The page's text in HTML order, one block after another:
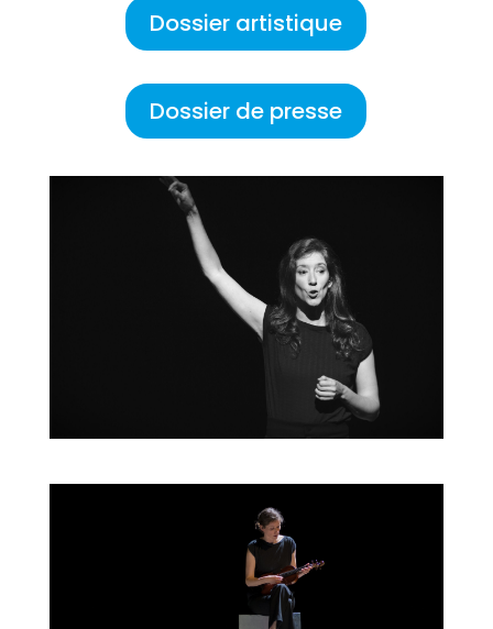
Dossier artistique
Dossier de presse